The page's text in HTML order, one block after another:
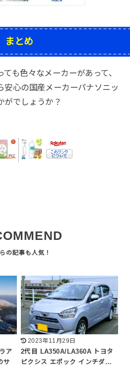
まとめ
も色々なメーカーがあって、
安心の国産メーカーパナソニッ
がでしょうか？
ア
サ
2023年11月29日
2代目 LA350A/LA360A トヨタ
ピクシス エポック インチダ…